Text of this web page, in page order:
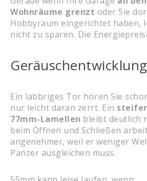
Wohnräume grenzt oder Sie
Hobbyraum eingerichtet haben,
nicht zu sparen. Die
Geräuschentwicklung
Ein labbriges Tor hören Sie
nur leicht daran zerrt. Ein steifer
77mm-Lamellen bleibt deutlich
beim Öffnen und Schließen
angenehmer, weil er weniger
Panzer ausgleichen muss.